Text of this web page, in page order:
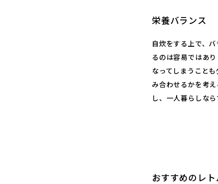
栄養バランス
自炊をする上で、
るのは容易ではあ
なってしまうこと
み合わせるかを考
し、一人暮らしな
おすすめのレ